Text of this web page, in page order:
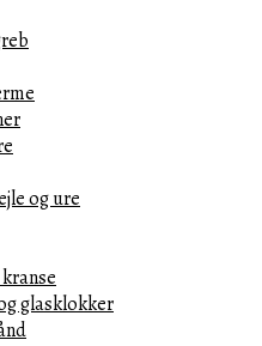
og ure
glasklokker